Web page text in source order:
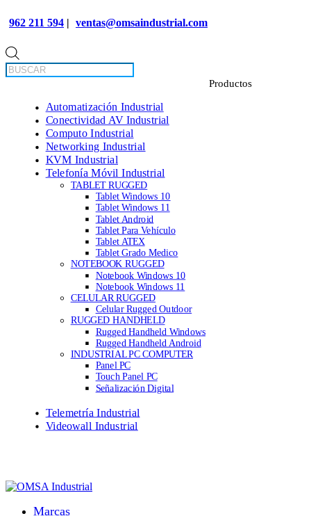
962 211 594 | ventas@omsaindustrial.com
de
productos
Automatización Industrial
Conectividad AV Industrial
Computo Industrial
Networking Industrial
KVM Industrial
Telefonía Móvil Industrial
TABLET RUGGED
Tablet Windows 10
Tablet Windows 11
Tablet Android
Tablet Para Vehículo
Tablet ATEX
Tablet Grado Medico
NOTEBOOK RUGGED
Notebook Windows 10
Notebook Windows 11
CELULAR RUGGED
Celular Rugged Outdoor
RUGGED HANDHELD
Rugged Handheld Windows
Rugged Handheld Android
INDUSTRIAL PC COMPUTER
Panel PC
Touch Panel PC
Señalización Digital
Telemetría Industrial
Videowall Industrial
Marcas